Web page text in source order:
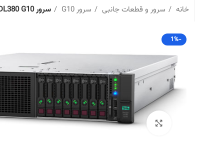
خانه سرور و قطعات جانبی سرور G10 سرور HP DL380 G10 – کانفیگ شماره ۱
-1%
بزرگنمایی تصویر